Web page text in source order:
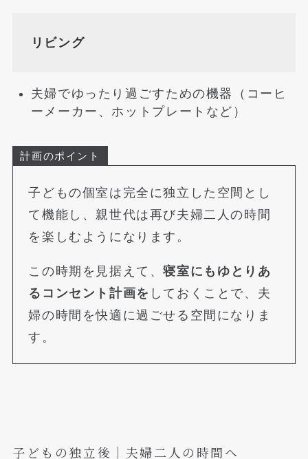
リビング
夫婦でゆったり過ごすための機器（コーヒ
ーメーカー、ホットプレートなど）
計画のポイント
子どもの個室は完全に独立した空間とし
て機能し、親世代は再び夫婦二人の時間
を楽しむようになります。
この時期を見据えて、寝室にもゆとりあ
るコンセント計画を しておくことで、夫
婦の時間を快適に過ごせる空間になりま
す。
子どもの独立後｜夫婦二人の時間へ